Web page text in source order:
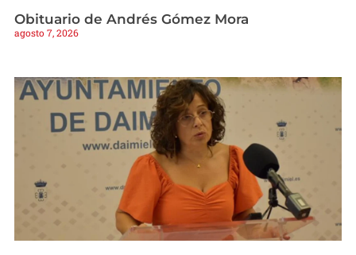
Obituario de Andrés Gómez Mora
agosto 7, 2026